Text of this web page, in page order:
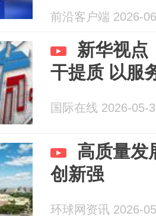
前沿客户端 2026-
新华视点
干提质 以服
国际在线 2026-05-
高质量发
创新强
环球网资讯 2026-